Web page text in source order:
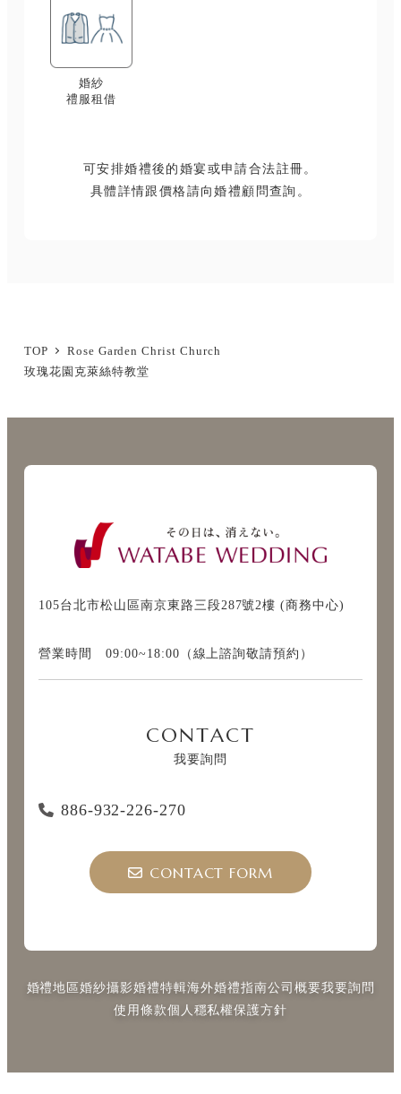
婚紗
禮服租借
可安排婚禮後的婚宴或申請合法註冊。
具體詳情跟價格請向婚禮顧問查詢。
TOP
Rose Garden Christ Church
玫瑰花園克萊絲特教堂
105台北市松山區南京東路三段287號2樓 (商務中心)
營業時間 09:00~18:00（線上諮詢敬請預約）
CONTACT
我要詢問
886-932-226-270
CONTACT FORM
婚禮地區婚紗攝影婚禮特輯海外婚禮指南公司概要我要詢問
使用條款個人穩私權保護方針